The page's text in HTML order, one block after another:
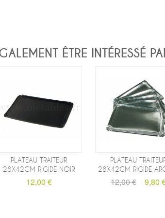
ÊTRE INTÉRESSÉ
PLATEAU TRAITEUR
28X42CM RIGIDE NOIR
12,00 €
PLATEAU
28X42CM RIGIDE
12,00 € 9,80